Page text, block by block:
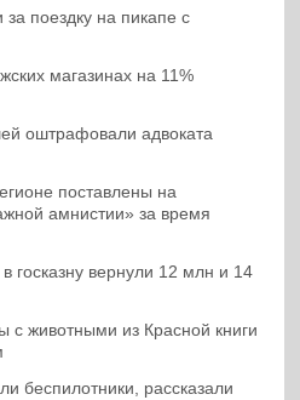
поездку на пикапе с
магазинах на 11%
оштрафовали адвоката
поставлены на
амнистии» за время
госказну вернули 12 млн и 14
животными из Красной книги
беспилотники, рассказали